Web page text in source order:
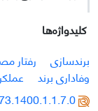
کلیدواژه‌ها
برندسازی
رفتار
وفاداری برند